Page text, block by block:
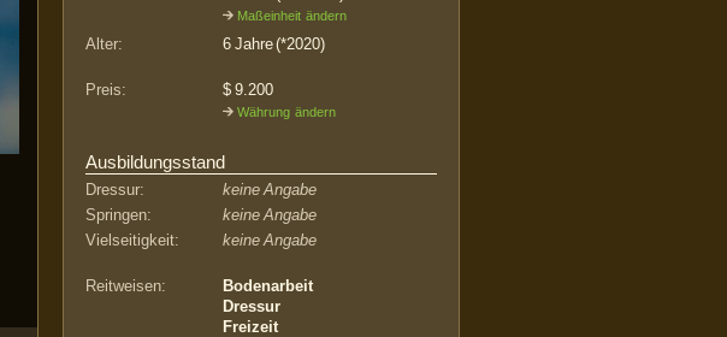
Maßeinheit ändern
Alter: 6 Jahre (*2020)
Preis: $ 9.200
Währung ändern
Ausbildungsstand
Dressur:
keine Angabe
Springen:
keine Angabe
Vielseitigkeit:
keine Angabe
Reitweisen:
Bodenarbeit
Dressur
Freizeit